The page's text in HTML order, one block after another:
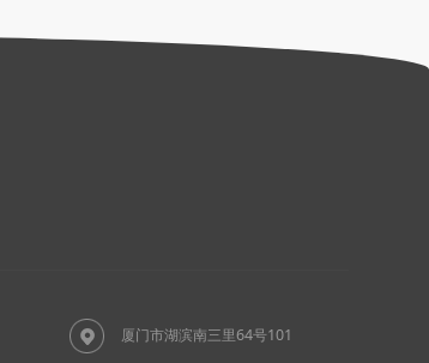
厦门市湖滨南三里64号101